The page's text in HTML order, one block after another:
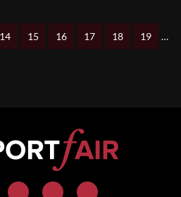
14 15 16 17 18 19 …